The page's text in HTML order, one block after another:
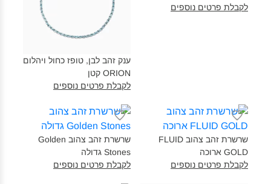
לקבלת פרטים נוספים
ענק זהב לבן, טופז כחול ויהלום
ORION קטן‎
לקבלת פרטים נוספים
שרשרת זהב צהוב FLUID
GOLD ארוכה‎
לקבלת פרטים נוספים
שרשרת זהב צהוב Golden
Stones גדולה‎
לקבלת פרטים נוספים